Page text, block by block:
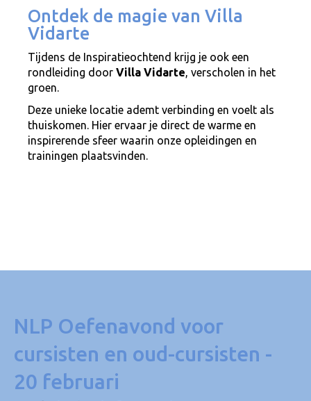
Ontdek de magie van Villa
Vidarte
Tijdens de Inspiratieochtend krijg je ook een
rondleiding door Villa Vidarte, verscholen in het
groen.
Deze unieke locatie ademt verbinding en voelt als
thuiskomen. Hier ervaar je direct de warme en
inspirerende sfeer waarin onze opleidingen en
trainingen plaatsvinden.
NLP Oefenavond voor
cursisten en oud-cursisten -
20 februari